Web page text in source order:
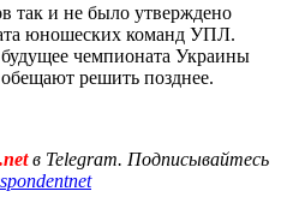
так и не было утверждено
юношеских команд УПЛ.
чемпионата Украины
решить позднее.
в Telegram. Подписывайтесь